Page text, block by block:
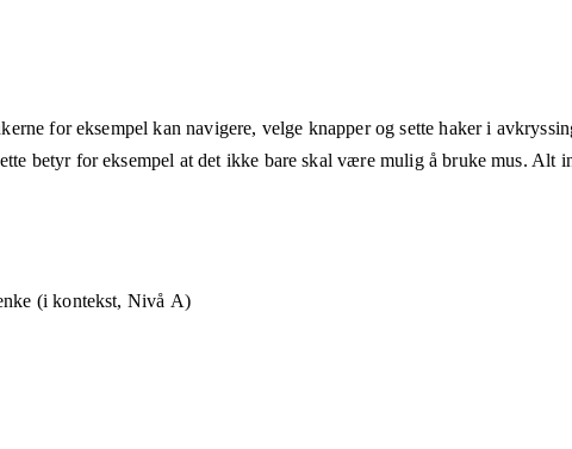
for eksempel kan navigere, velge knapper og sette haker i
betyr for eksempel at det ikke bare skal være mulig å bruke mus. Alt
(i kontekst, Nivå A)